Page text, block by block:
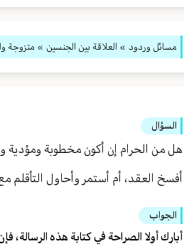
مسائل وردود » العلاقة بين الجنسين » متزوجة
السؤال
هل من الحرام إن أكون مخطوبة ومؤدية
أفسخ العقد، أم أستمر وأحاول التأقلم
الجواب
أبارك أولا الصراحة في كتابة هذه